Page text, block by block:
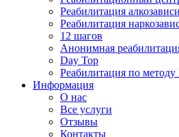
Реабилитация
Реабилитация
12 шагов
Анонимная
Day Top
Реабилитация по
Информация
О нас
Все услуги
Отзывы
Контакты